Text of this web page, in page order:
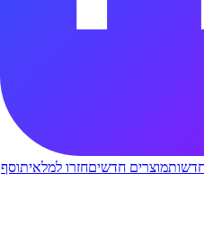
חדשותמוצרים חדשיםחזרו למלאיתוסף